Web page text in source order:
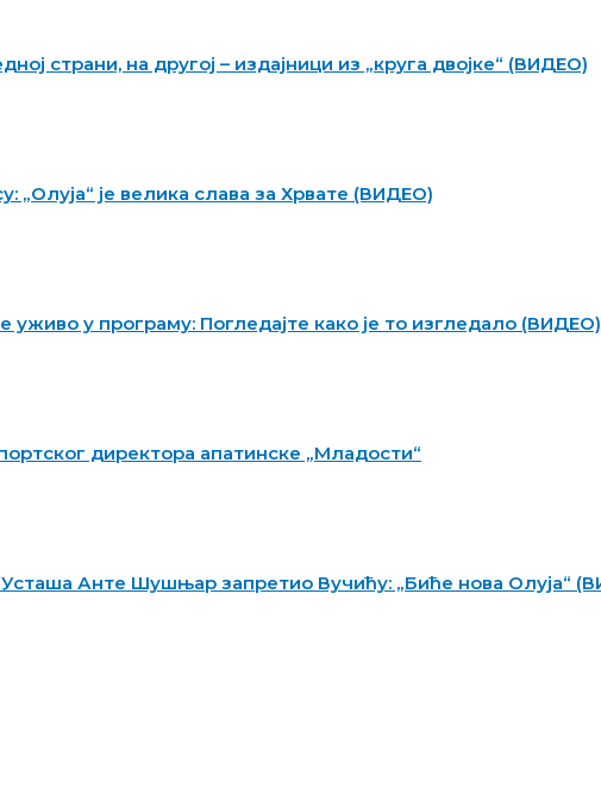
страни, на другој – издајници из „круга двојке“ (ВИДЕО)
„Олуја“ је велика слава за Хрвате (ВИДЕО)
уживо у програму: Погледајте како је то изгледало (ВИДЕО)
директора апатинске „Младости“
Усташа Анте Шушњар запретио Вучићу: „Биће нова Олуја“